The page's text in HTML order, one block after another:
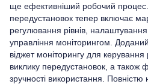
ще ефективніший робочий
передустановок тепер включає
регулювання рівнів,
управління моніторингом.
віджет моніторингу для
виклику передустановок, а також
зручності використання.